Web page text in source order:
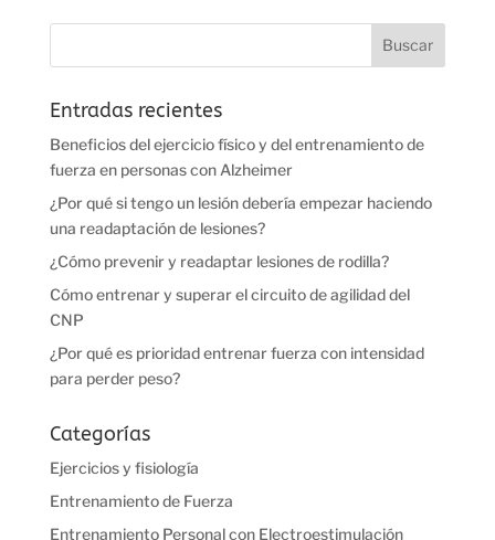
Entradas recientes
Beneficios del ejercicio físico y del entrenamiento de
fuerza en personas con Alzheimer
¿Por qué si tengo un lesión debería empezar haciendo
una readaptación de lesiones?
¿Cómo prevenir y readaptar lesiones de rodilla?
Cómo entrenar y superar el circuito de agilidad del
CNP
¿Por qué es prioridad entrenar fuerza con intensidad
para perder peso?
Categorías
Ejercicios y fisiología
Entrenamiento de Fuerza
Entrenamiento Personal con Electroestimulación